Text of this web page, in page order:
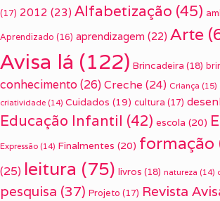
(17) 2012 (23) Alfabetização (45)
Aprendizado (16) aprendizagem (22) Arte
Avisa lá (122) Brincadeira (18)
conhecimento(26) Creche (24) Criança (15)
criatividade (14) Cuidados (19) cultura (17)
Educação Infantil (42) escola (20)
Expressão (14) Finalmentes (20) formação
(25) leitura (75) livros (18) natureza (14)
pesquisa (37) Projeto (17) Revista